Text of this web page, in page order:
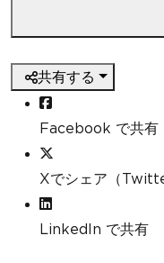
共有する
Facebook で共有
Xでシェア（
LinkedIn で共有